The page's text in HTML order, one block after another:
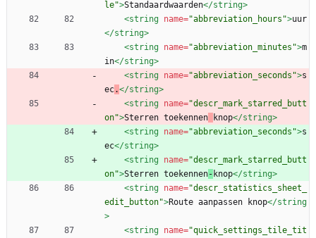
le">Standaardwaarden</string>
<string name="abbreviation_hours">uur
</string>
<string name="abbreviation_minutes">m
in</string>
<string name="abbreviation_seconds">s
ec.</string>
<string name="descr_mark_starred_butt
on">Sterren toekennen knop</string>
<string
name="abbreviation_seconds">s
ec</string>
<string
name="descr_mark_starred_butt
on">Sterren toekennen- knop</string>
<string name="descr_statistics_sheet_
edit_button">Route aanpassen knop</string
>
<string name="quick_settings_tile_tit